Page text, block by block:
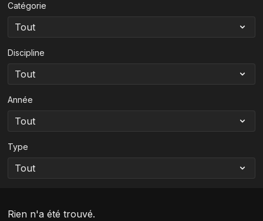
Catégorie
Discipline
Année
Type
Rien n'a été trouvé.